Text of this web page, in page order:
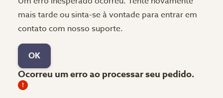
mais tarde ou sinta-se à vontade para entrar em
contato com nosso suporte.
OK
Ocorreu um erro ao processar seu pedido.